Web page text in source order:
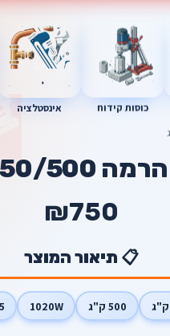
כוסות קידוח אינסטלציה
500 ק''ג
₪750
📋 תיאור המוצר
500 ק"ג 1020W